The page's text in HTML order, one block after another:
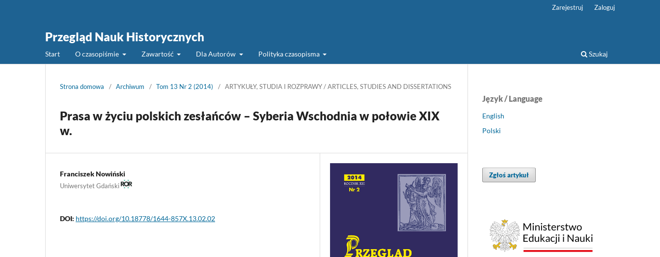
Przegląd Nauk Historycznych
Start O czasopiśmie Zawartość Dla Autorów Polityka czasopisma Szukaj
Zarejestruj Zaloguj
Strona domowa / Archiwum / Tom 13 Nr 2 (2014) / ARTYKUŁY, STUDIA I ROZPRAWY / ARTICLES, STUDIES AND DISSERTATIONS
Prasa w życiu polskich zesłańców – Syberia Wschodnia w połowie XIX
w.
Franciszek Nowiński
Uniwersytet Gdański
DOI: https://doi.org/10.18778/1644-857X.13.02.02
Język / Language
English
Polski
Zgłoś artykuł